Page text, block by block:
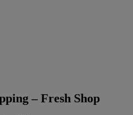
– Fresh Shop